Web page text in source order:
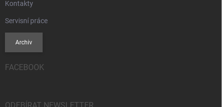
Kontakty
Servisní práce
Archiv
FACEBOOK